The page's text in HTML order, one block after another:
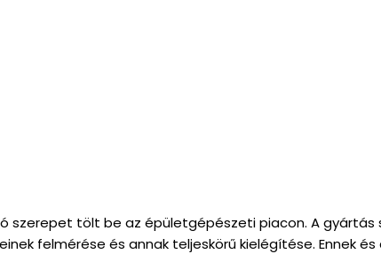
tölt be az épületgépészeti piacon. A gyártás
felmérése és annak teljeskörű kielégítése. Ennek